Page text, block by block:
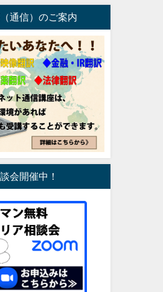
from BABEL 文芸（プレゼンテーショ
通信）のご案内
会開催中！